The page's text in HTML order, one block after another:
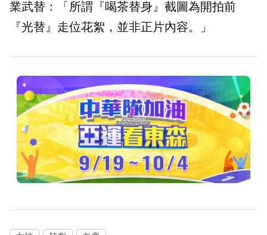
業武替：「所謂『喝茶替身』截圖為開拍前
『光替』走位花絮，並非正片內容。」